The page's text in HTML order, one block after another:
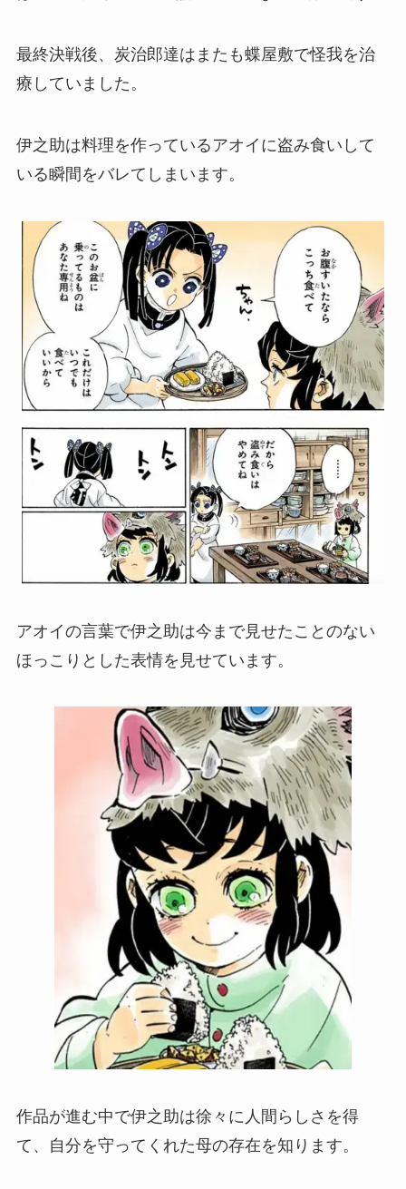
最終決戦後、炭治郎達はまたも蝶屋敷で怪我を治
療していました。
伊之助は料理を作っているアオイに盗み食いして
いる瞬間をバレてしまいます。
アオイの言葉で伊之助は今まで見せたことのない
ほっこりとした表情を見せています。
作品が進む中で伊之助は徐々に人間らしさを得
て、自分を守ってくれた母の存在を知ります。